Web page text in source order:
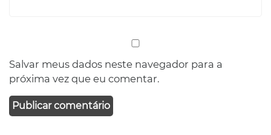
Salvar meus dados neste navegador para a
próxima vez que eu comentar.